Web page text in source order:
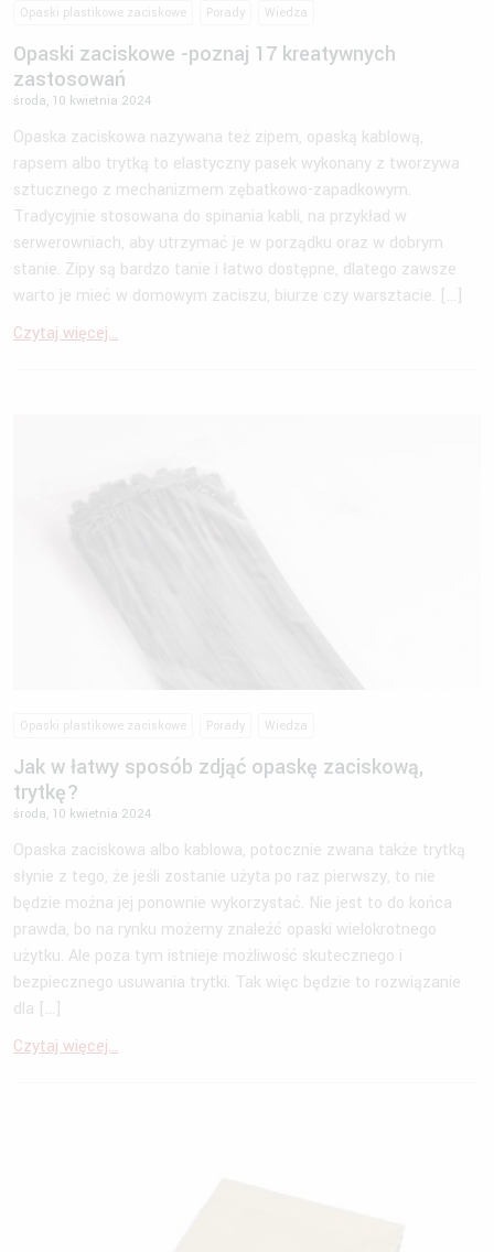
Opaski plastikowe zaciskowe Porady Wiedza
Opaski zaciskowe -poznaj 17 kreatywnych
zastosowań
środa, 10 kwietnia 2024
Opaska zaciskowa nazywana też zipem, opaską kablową,
rapsem albo trytką to elastyczny pasek wykonany z tworzywa
sztucznego z mechanizmem zębatkowo-zapadkowym.
Tradycyjnie stosowana do spinania kabli, na przykład w
serwerowniach, aby utrzymać je w porządku oraz w dobrym
stanie. Zipy są bardzo tanie i łatwo dostępne, dlatego zawsze
warto je mieć w domowym zaciszu, biurze czy warsztacie. […]
Czytaj więcej...
Opaski plastikowe zaciskowe Porady Wiedza
Jak w łatwy sposób zdjąć opaskę zaciskową,
trytkę?
środa, 10 kwietnia 2024
Opaska zaciskowa albo kablowa, potocznie zwana także trytką
słynie z tego, że jeśli zostanie użyta po raz pierwszy, to nie
będzie można jej ponownie wykorzystać. Nie jest to do końca
prawda, bo na rynku możemy znaleźć opaski wielokrotnego
użytku. Ale poza tym istnieje możliwość skutecznego i
bezpiecznego usuwania trytki. Tak więc będzie to rozwiązanie
dla […]
Czytaj więcej...